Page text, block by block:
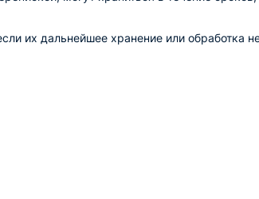
их дальнейшее хранение или обработка